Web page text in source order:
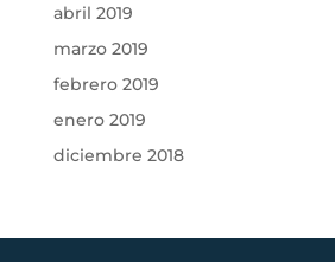
abril 2019
marzo 2019
febrero 2019
enero 2019
diciembre 2018